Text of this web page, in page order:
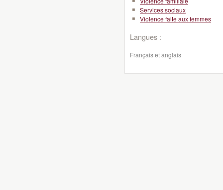
Services sociaux
Violence faite aux femmes
Langues :
Français et anglais